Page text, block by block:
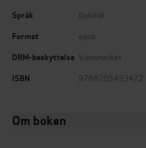
Språk Bokmål
Format epub
DRM-beskyttelse Vannmerket
ISBN 9788205433472
Om boken